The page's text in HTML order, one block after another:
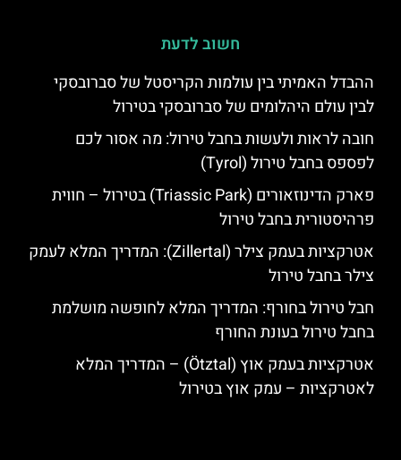
חשוב לדעת
ההבדל האמיתי בין עולמות הקריסטל של סברובסקי
לבין עולם היהלומים של סברובסקי בטירול
חובה לראות ולעשות בחבל טירול: מה אסור לכם
לפספס בחבל טירול (Tyrol)
פארק הדינוזאורים (Triassic Park) בטירול – חווית
פרהיסטורית בחבל טירול
אטרקציות בעמק צילר (Zillertal): המדריך המלא לעמק
צילר בחבל טירול
חבל טירול בחורף: המדריך המלא לחופשה מושלמת
בחבל טירול בעונת החורף
אטרקציות בעמק אוץ (Ötztal) – המדריך המלא
לאטרקציות – עמק אוץ בטירול